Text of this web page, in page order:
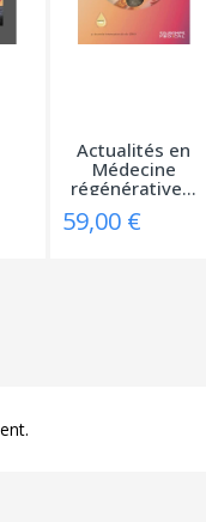
Actualités en
Médecine
régénérative...
59,00 €